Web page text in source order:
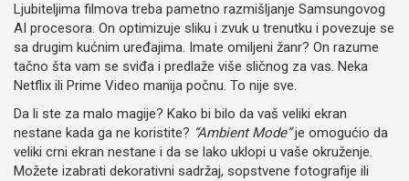
Ljubiteljima filmova treba pametno razmišljanje Samsungovog
AI procesora. On optimizuje sliku i zvuk u trenutku i povezuje se
sa drugim kućnim uređajima. Imate omiljeni žanr? On razume
tačno šta vam se sviđa i predlaže više sličnog za vas. Neka
Netflix ili Prime Video manija počnu. To nije sve.
Da li ste za malo magije? Kako bi bilo da vaš veliki ekran
nestane kada ga ne koristite? “Ambient Mode”je omogućio da
veliki crni ekran nestane i da se lako uklopi u vaše okruženje.
Možete izabrati dekorativni sadržaj, sopstvene fotografije ili